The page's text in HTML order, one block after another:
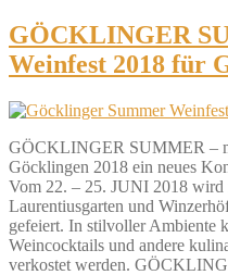
GÖCKLINGER
Weinfest 2018 für
GÖCKLINGER SUMMER –
Göcklingen 2018 ein neues
Vom 22. – 25. JUNI 2018
Laurentiusgarten und
gefeiert. In stilvoller Ambiente
Weincocktails und andere
verkostet werden.